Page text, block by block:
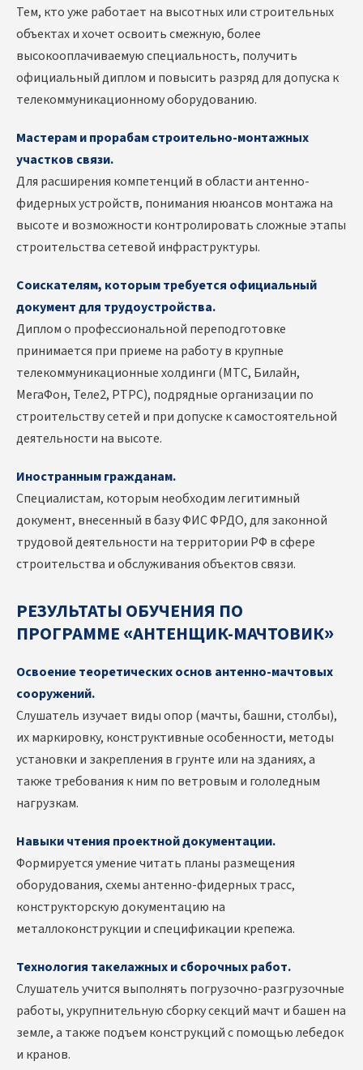
Тем, кто уже работает на высотных или строительных
объектах и хочет освоить смежную, более
высокооплачиваемую специальность, получить
официальный диплом и повысить разряд для допуска к
телекоммуникационному оборудованию.
Мастерам и прорабам строительно-монтажных
участков связи.
Для расширения компетенций в области антенно-
фидерных устройств, понимания нюансов монтажа на
высоте и возможности контролировать сложные этапы
строительства сетевой инфраструктуры.
Соискателям, которым требуется официальный
документ для трудоустройства.
Диплом о профессиональной переподготовке
принимается при приеме на работу в крупные
телекоммуникационные холдинги (МТС, Билайн,
МегаФон, Теле2, РТРС), подрядные организации по
строительству сетей и при допуске к самостоятельной
деятельности на высоте.
Иностранным гражданам.
Специалистам, которым необходим легитимный
документ, внесенный в базу ФИС ФРДО, для законной
трудовой деятельности на территории РФ в сфере
строительства и обслуживания объектов связи.
РЕЗУЛЬТАТЫ ОБУЧЕНИЯ ПО
ПРОГРАММЕ «АНТЕНЩИК-МАЧТОВИК»
Освоение теоретических основ антенно-мачтовых
сооружений.
Слушатель изучает виды опор (мачты, башни, столбы),
их маркировку, конструктивные особенности, методы
установки и закрепления в грунте или на зданиях, а
также требования к ним по ветровым и гололедным
нагрузкам.
Навыки чтения проектной документации.
Формируется умение читать планы размещения
оборудования, схемы антенно-фидерных трасс,
конструкторскую документацию на
металлоконструкции и спецификации крепежа.
Технология такелажных и сборочных работ.
Слушатель учится выполнять погрузочно-разгрузочные
работы, укрупнительную сборку секций мачт и башен на
земле, а также подъем конструкций с помощью лебедок
и кранов.